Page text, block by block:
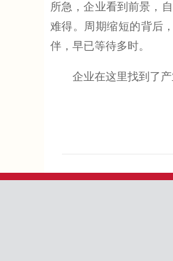
所急，企业看到前景，
难得。周期缩短的背后
伴，早已等待多时。
企业在这里找到了产业